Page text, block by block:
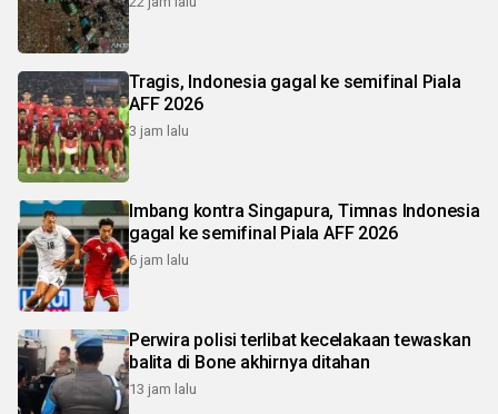
Tragis, Indonesia gagal ke semifinal Piala
AFF 2026
3 jam lalu
Imbang kontra Singapura, Timnas Indonesia
gagal ke semifinal Piala AFF 2026
6 jam lalu
Perwira polisi terlibat kecelakaan tewaskan
balita di Bone akhirnya ditahan
13 jam lalu